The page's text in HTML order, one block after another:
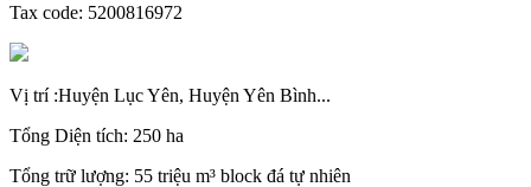
Tax code: 5200816972
Vị trí :Huyện Lục Yên, Huyện Yên Bình...
Tổng Diện tích: 250 ha
Tổng trữ lượng: 55 triệu m³ block đá tự nhiên